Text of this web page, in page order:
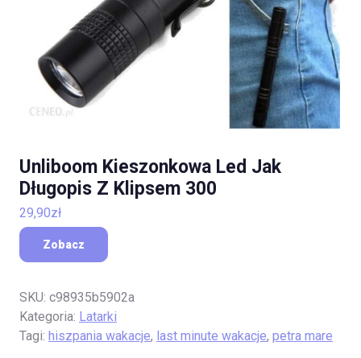
Unliboom Kieszonkowa Led Jak
Długopis Z Klipsem 300
29,90zł
Zobacz
SKU: c98935b5902a
Kategoria: Latarki
Tagi: hiszpania wakacje, last minute wakacje, petra mare